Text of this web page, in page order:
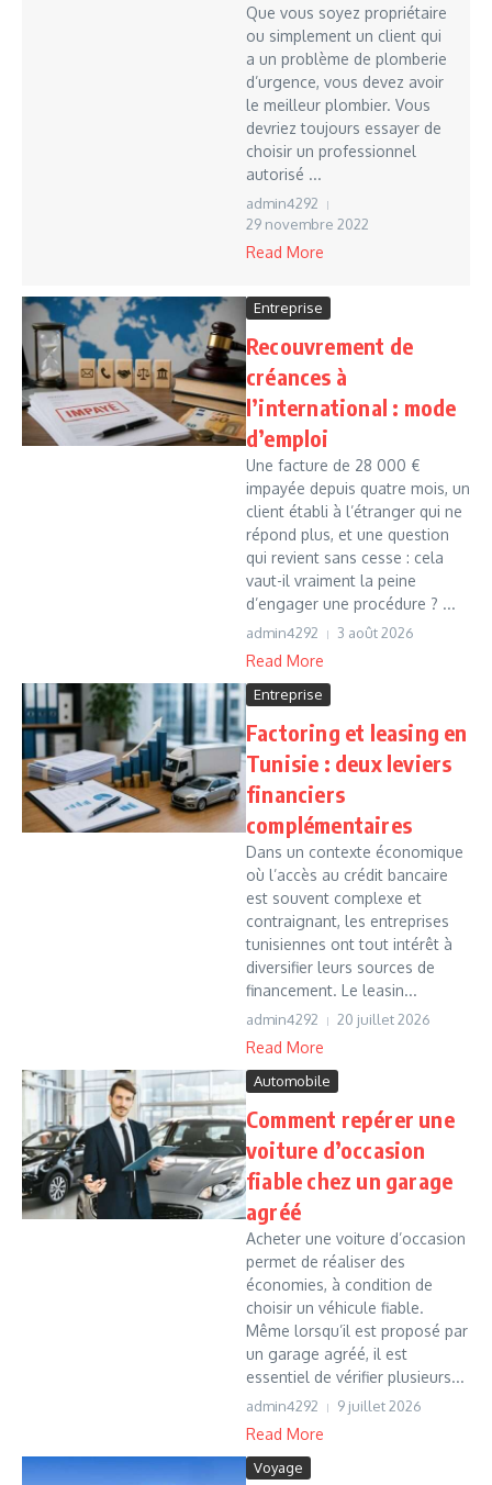
Que vous soyez propriétaire
ou simplement un client qui
a un problème de plomberie
d’urgence, vous devez avoir
le meilleur plombier. Vous
devriez toujours essayer de
choisir un professionnel
autorisé ...
admin4292
29 novembre 2022
Read More
Entreprise
Recouvrement de
créances à
l’international : mode
d’emploi
Une facture de 28 000 €
impayée depuis quatre mois, un
client établi à l’étranger qui ne
répond plus, et une question
qui revient sans cesse : cela
vaut-il vraiment la peine
d’engager une procédure ? ...
admin4292 3 août 2026
Read More
Entreprise
Factoring et leasing en
Tunisie : deux leviers
financiers
complémentaires
Dans un contexte économique
où l’accès au crédit bancaire
est souvent complexe et
contraignant, les entreprises
tunisiennes ont tout intérêt à
diversifier leurs sources de
financement. Le leasin...
admin4292 20 juillet 2026
Read More
Automobile
Comment repérer une
voiture d’occasion
fiable chez un garage
agréé
Acheter une voiture d’occasion
permet de réaliser des
économies, à condition de
choisir un véhicule fiable.
Même lorsqu’il est proposé par
un garage agréé, il est
essentiel de vérifier plusieurs...
admin4292 9 juillet 2026
Read More
Voyage